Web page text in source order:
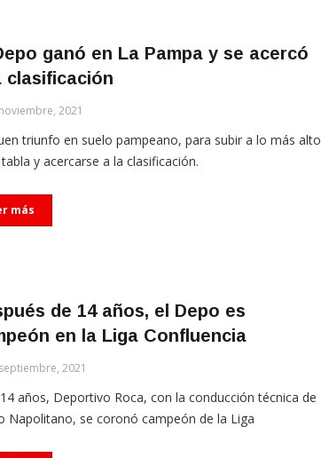
ganó en La Pampa y se acercó
clasificación
2021
triunfo en suelo pampeano, para subir a lo más alto
y acercarse a la clasificación.
más
de 14 años, el Depo es
en la Liga Confluencia
2021
años, Deportivo Roca, con la conducción técnica de
Napolitano, se coronó campeón de la Liga